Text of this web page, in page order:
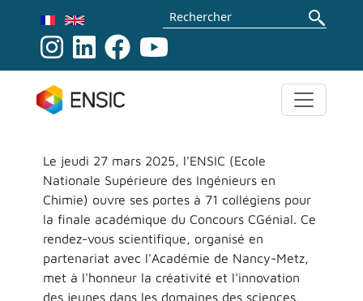
Aller au contenu principalRechercher
Le jeudi 27 mars 2025, l'ENSIC (Ecole
Nationale Supérieure des Ingénieurs en
Chimie) ouvre ses portes à 71 collégiens pour
la finale académique du Concours CGénial. Ce
rendez-vous scientifique, organisé en
partenariat avec l'Académie de Nancy-Metz,
met à l'honneur la créativité et l'innovation
des jeunes dans les domaines des sciences,